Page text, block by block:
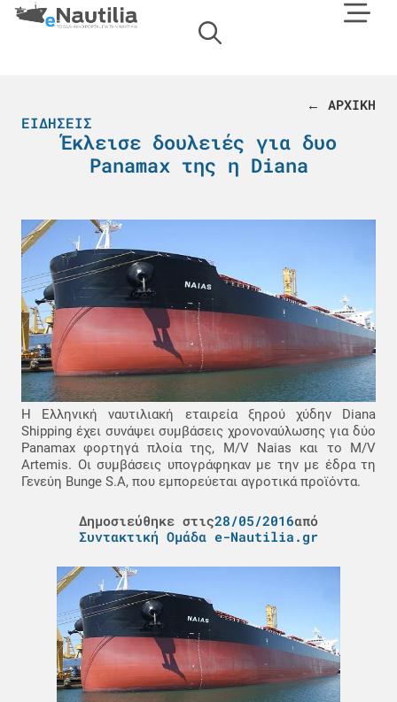
← ΑΡΧΙΚΗ
ΕΙΔΉΣΕΙΣ
Έκλεισε δουλειές για δυο
Panamax της η Diana
Η Ελληνική ναυτιλιακή εταιρεία ξηρού χύδην Diana
Shipping έχει συνάψει συμβάσεις χρονοναύλωσης για δύο
Panamax φορτηγά πλοία της, M/V Naias και το M/V
Artemis. Οι συμβάσεις υπογράφηκαν με την με έδρα τη
Γενεύη Bunge S.A, που εμπορεύεται αγροτικά προϊόντα.
Δημοσιεύθηκε στις28/05/2016από
Συντακτική Ομάδα e-Nautilia.gr